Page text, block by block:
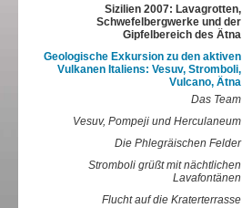
Sizilien 2007: Lavagrotten,
Schwefelbergwerke und der
Gipfelbereich des Ätna
Geologische Exkursion zu den aktiven
Vulkanen Italiens: Vesuv, Stromboli,
Vulcano, Ätna
Das Team
Vesuv, Pompeji und Herculaneum
Die Phlegräischen Felder
Stromboli grüßt mit nächtlichen
Lavafontänen
Flucht auf die Kraterterrasse